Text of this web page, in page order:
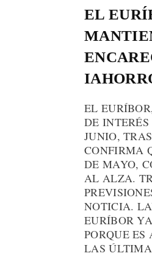
EL
EL
DE
JUNIO,
CONFIRMA
DE MAYO,
AL ALZA.
NOTICIA.
EURÍBOR
PORQUE
LAS